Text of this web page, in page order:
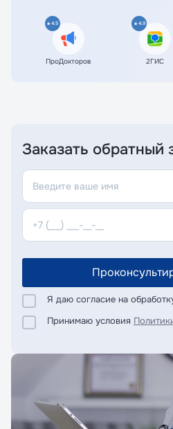
4.5
ПроДокторов
4.9
2ГИС
Заказать обратный
Я даю согласие на
Принимаю условия